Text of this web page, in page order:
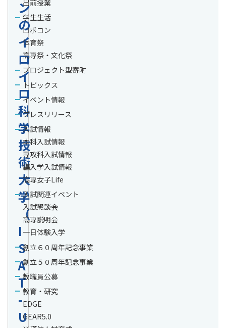
ン
の
イ
ロ
イ
ロ
科
学
技
術
大
学
（
I
S
A
T
-
U
出前授業
学生生活
ロボコン
体育祭
高専祭・文化祭
プロジェクト型寄附
トピックス
イベント情報
プレスリリース
入試情報
本科入試情報
専攻科入試情報
編入学入試情報
高専女子Life
入試関連イベント
入試懇談会
高専説明会
一日体験入学
創立６０周年記念事業
創立５０周年記念事業
教職員公募
教育・研究
EDGE
GEAR5.0